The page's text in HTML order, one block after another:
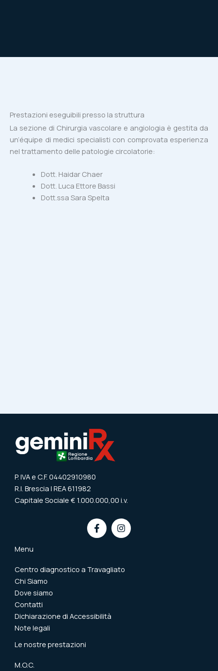
Prestazioni eseguibili presso la struttura
La sezione di Chirurgia vascolare e angiologia è gestita da
un’équipe di medici specialisti con comprovata esperienza
nel trattamento delle patologie circolatorie:
Dott. Haidar Chaer
Dott. Luca Ettore Bassi
Dott.ssa Sara Spelta
P. IVA e C.F. 04402910980
R.I. Brescia | REA 611982
Capitale Sociale € 1.000.000,00 i.v.
Menu
Centro diagnostico a Travagliato
Chi Siamo
Dove siamo
Contatti​
Dichiarazione di Accessibilità
Note legali
Le nostre prestazioni
M.O.C.